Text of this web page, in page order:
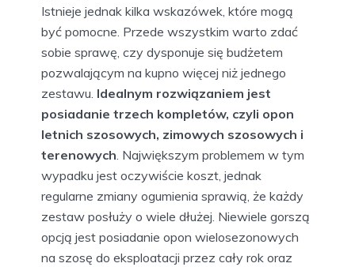
Istnieje jednak kilka wskazówek, które mogą
być pomocne. Przede wszystkim warto zdać
sobie sprawę, czy dysponuje się budżetem
pozwalającym na kupno więcej niż jednego
zestawu. Idealnym rozwiązaniem jest
posiadanie trzech kompletów, czyli opon
letnich szosowych, zimowych szosowych i
terenowych. Największym problemem w tym
wypadku jest oczywiście koszt, jednak
regularne zmiany ogumienia sprawią, że każdy
zestaw posłuży o wiele dłużej. Niewiele gorszą
opcją jest posiadanie opon wielosezonowych
na szosę do eksploatacji przez cały rok oraz